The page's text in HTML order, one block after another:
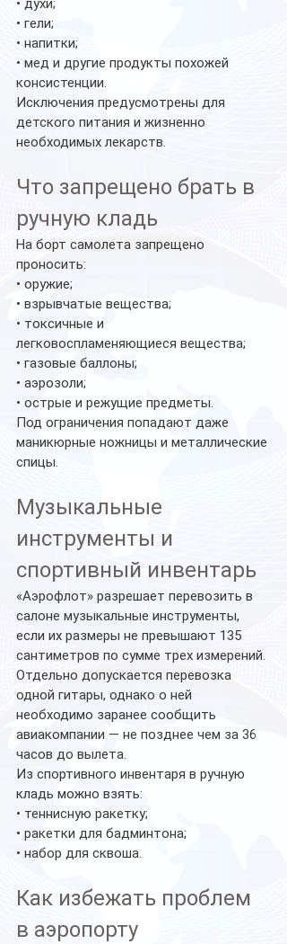
• духи;
• гели;
• напитки;
• мед и другие продукты похожей
консистенции.
Исключения предусмотрены для
детского питания и жизненно
необходимых лекарств.
Что запрещено брать в
ручную кладь
На борт самолета запрещено
проносить:
• оружие;
• взрывчатые вещества;
• токсичные и
легковоспламеняющиеся вещества;
• газовые баллоны;
• аэрозоли;
• острые и режущие предметы.
Под ограничения попадают даже
маникюрные ножницы и металлические
спицы.
Музыкальные
инструменты и
спортивный инвентарь
«Аэрофлот» разрешает перевозить в
салоне музыкальные инструменты,
если их размеры не превышают 135
сантиметров по сумме трех измерений.
Отдельно допускается перевозка
одной гитары, однако о ней
необходимо заранее сообщить
авиакомпании — не позднее чем за 36
часов до вылета.
Из спортивного инвентаря в ручную
кладь можно взять:
• теннисную ракетку;
• ракетки для бадминтона;
• набор для сквоша.
Как избежать проблем
в аэропорту